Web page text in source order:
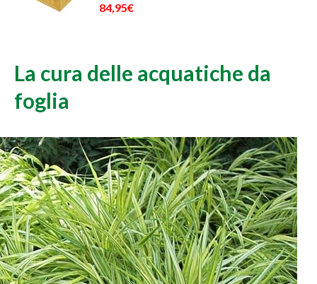
84,95€
La cura delle acquatiche da
foglia